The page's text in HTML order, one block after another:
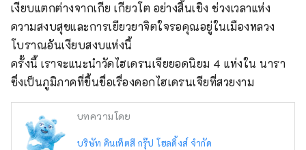
เงียบแตกต่างจากเกีย เกียวโต อย่างสิ้นเชิง ช่วงเวลาแห่ง
ความสงบสุขและการเยียวยาจิตใจรอคุณอยู่ในเมืองหลวง
โบราณอันเงียบสงบแห่งนี้
ครั้งนี้ เราจะแนะนำวัดไฮเดรนเจียยอดนิยม 4 แห่งใน นารา
ซึ่งเป็นภูมิภาคที่ขึ้นชื่อเรื่องดอกไฮเดรนเจียที่สวยงาม
บทความโดย
บริษัท คินเท็ตสึ กรุ๊ป โฮลดิ้งส์ จำกัด